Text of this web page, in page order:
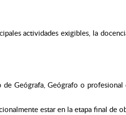
actividades exigibles, la
Geógrafa, Geógrafo o profesional
estar en la etapa final de